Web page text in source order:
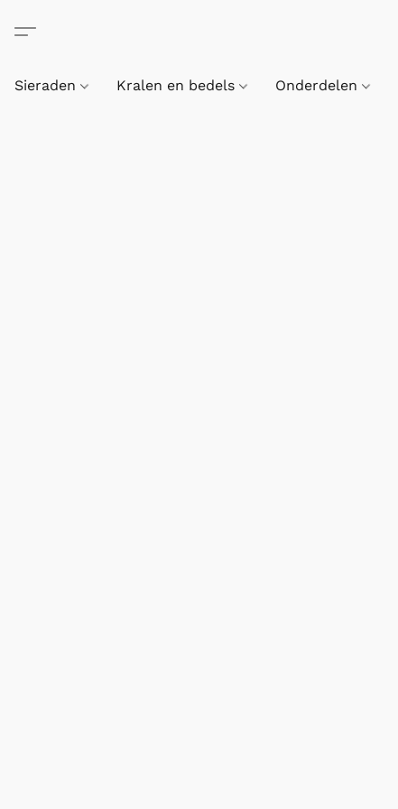
Sieraden Kralen en bedels Onderdelen